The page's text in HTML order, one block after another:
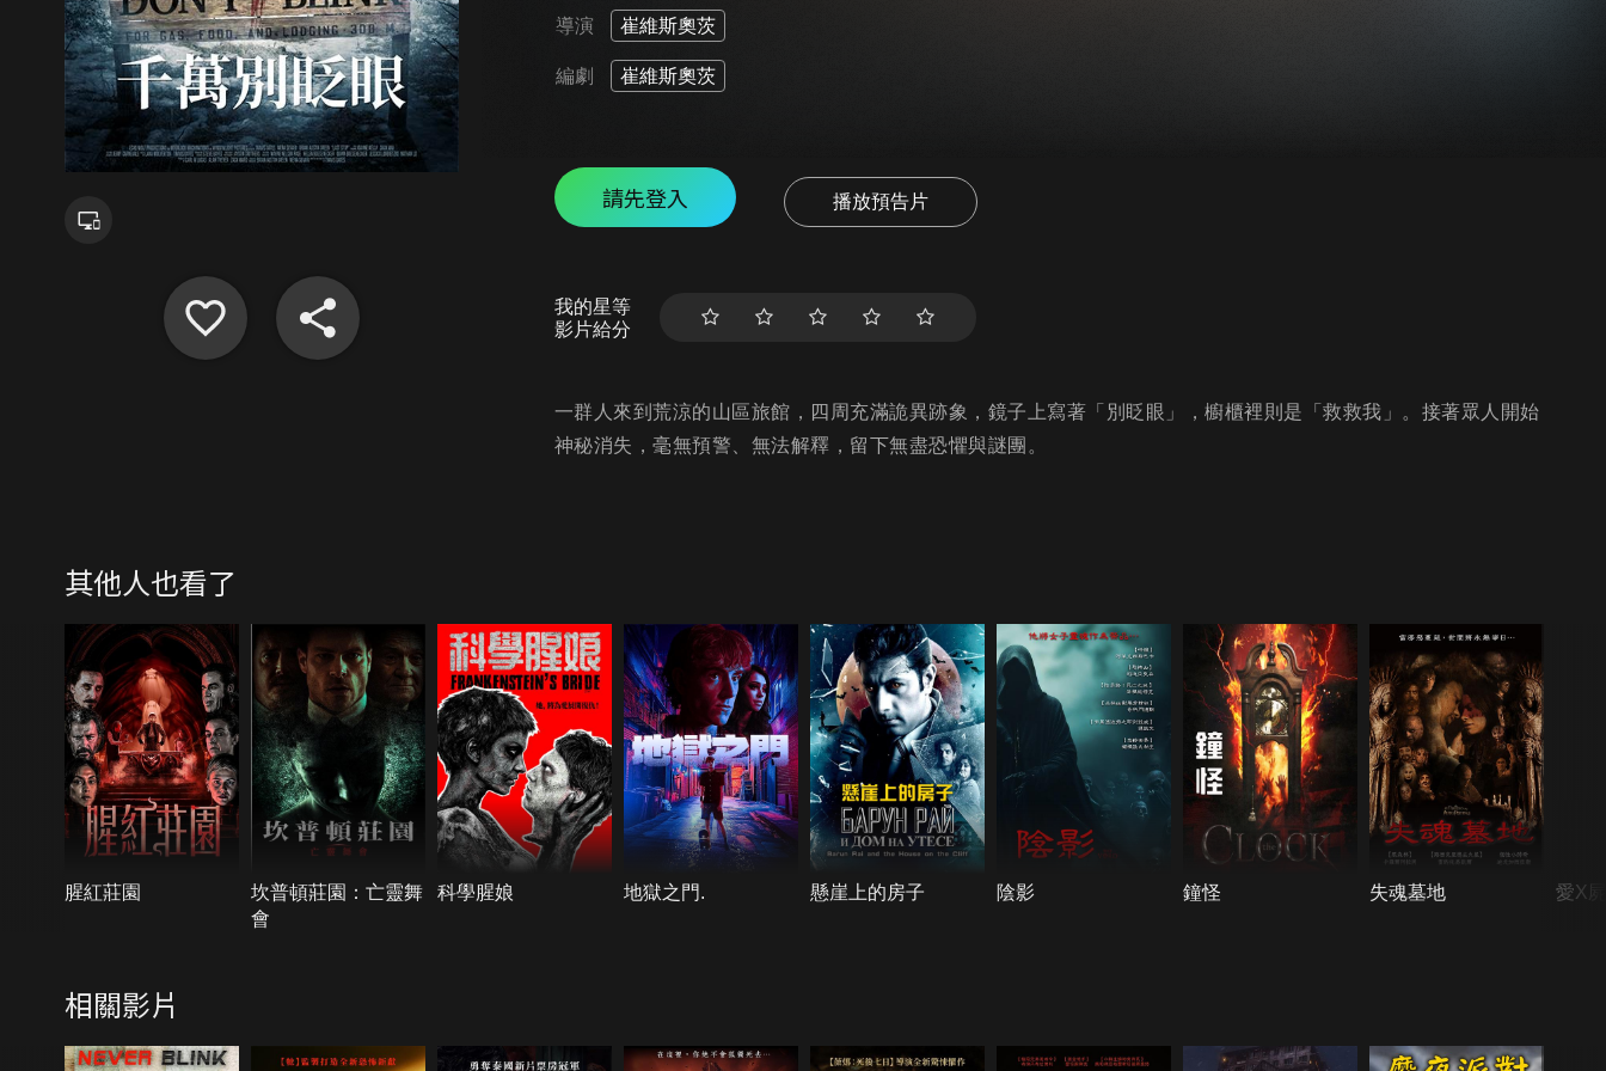
導演 崔維斯奧茨
編劇 崔維斯奧茨
請先登入 播放預告片
我的星等
影片給分
一群人來到荒涼的山區旅館，四周充滿詭異跡象，鏡子上寫著「別眨眼」，櫥櫃裡則是「救救我」。接著眾人開始
神秘消失，毫無預警、無法解釋，留下無盡恐懼與謎團。
其他人也看了
腥紅莊園
坎普頓莊園：亡靈舞
會
科學腥娘 地獄之門. 懸崖上的房子 陰影 鐘怪 失魂墓地 愛X
相關影片